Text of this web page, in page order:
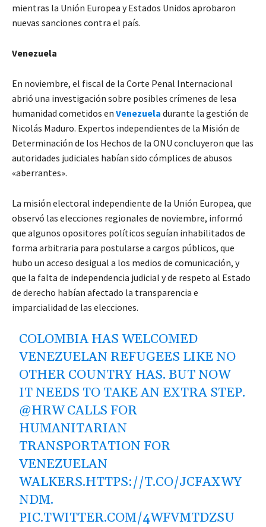
mientras la Unión Europea y Estados Unidos aprobaron
nuevas sanciones contra el país.
Venezuela
En noviembre, el fiscal de la Corte Penal Internacional
abrió una investigación sobre posibles crímenes de lesa
humanidad cometidos en Venezuela durante la gestión de
Nicolás Maduro. Expertos independientes de la Misión de
Determinación de los Hechos de la ONU concluyeron que las
autoridades judiciales habían sido cómplices de abusos
«aberrantes».
La misión electoral independiente de la Unión Europea, que
observó las elecciones regionales de noviembre, informó
que algunos opositores políticos seguían inhabilitados de
forma arbitraria para postularse a cargos públicos, que
hubo un acceso desigual a los medios de comunicación, y
que la falta de independencia judicial y de respeto al Estado
de derecho habían afectado la transparencia e
imparcialidad de las elecciones.
COLOMBIA HAS WELCOMED
VENEZUELAN REFUGEES LIKE NO
OTHER COUNTRY HAS. BUT NOW
IT NEEDS TO TAKE AN EXTRA STEP.
@HRWCALLS FOR
HUMANITARIAN
TRANSPORTATION FOR
VENEZUELAN
WALKERS.HTTPS://T.CO/JCFAXWY
NDM.
PIC.TWITTER.COM/4WFVMTDZSU